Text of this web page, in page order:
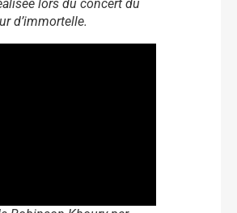
lors du concert du
d’immortelle.